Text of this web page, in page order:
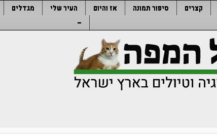
קצרים סיפור תמונה אז והיום העיר שלי מגדלים
–